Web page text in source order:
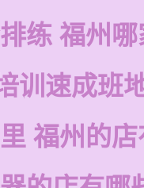
练 福州
训速成班
福州的